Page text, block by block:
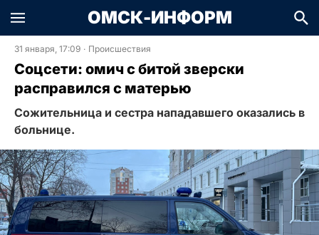
ОМСК-ИНФОРМ
31 января, 17:09 · Происшествия
Соцсети: омич с битой зверски
расправился с матерью
Сожительница и сестра нападавшего оказались в
больнице.